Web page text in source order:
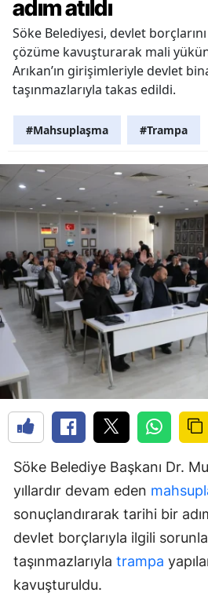
adım atıldı
Söke Belediyesi, devlet
çözüme kavuşturarak mali
Arıkan’ın girişimleriyle devlet
taşınmazlarıyla takas edildi.
#Mahsuplaşma #Trampa
Söke Belediye Başkanı Dr.
yıllardır devam eden
sonuçlandırarak tarihi bir
devlet borçlarıyla ilgili
taşınmazlarıyla trampa
kavuşturuldu.